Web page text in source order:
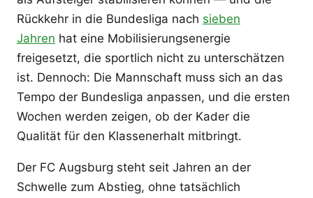
Rückkehr in die Bundesliga nach sieben
Jahren hat eine Mobilisierungsenergie
freigesetzt, die sportlich nicht zu unterschätzen
ist. Dennoch: Die Mannschaft muss sich an das
Tempo der Bundesliga anpassen, und die ersten
Wochen werden zeigen, ob der Kader die
Qualität für den Klassenerhalt mitbringt.
Der FC Augsburg steht seit Jahren an der
Schwelle zum Abstieg, ohne tatsächlich